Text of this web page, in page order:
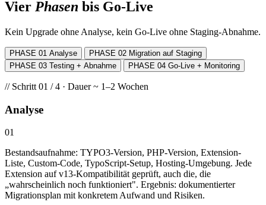
Vier Phasen bis Go-Live
Kein Upgrade ohne Analyse, kein Go-Live ohne Staging-Abnahme.
PHASE 01 Analyse PHASE 02 Migration auf Staging
PHASE 03 Testing + Abnahme PHASE 04 Go-Live + Monitoring
// Schritt 01 / 4 · Dauer ~ 1–2 Wochen
Analyse
01
Bestandsaufnahme: TYPO3-Version, PHP-Version, Extension-
Liste, Custom-Code, TypoScript-Setup, Hosting-Umgebung. Jede
Extension auf v13-Kompatibilität geprüft, auch die, die
„wahrscheinlich noch funktioniert". Ergebnis: dokumentierter
Migrationsplan mit konkretem Aufwand und Risiken.